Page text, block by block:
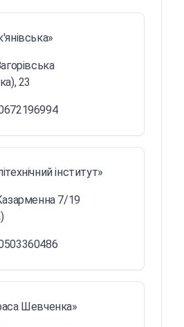
23
інститут»
7/19
Шевченка»